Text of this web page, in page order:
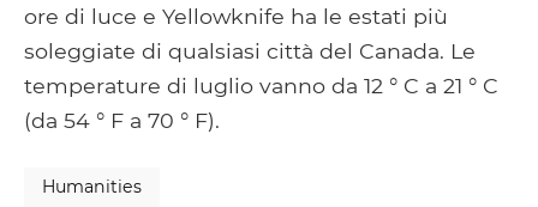
ore di luce e Yellowknife ha le estati più
soleggiate di qualsiasi città del Canada. Le
temperature di luglio vanno da 12 ° C a 21 ° C
(da 54 ° F a 70 ° F).
Humanities